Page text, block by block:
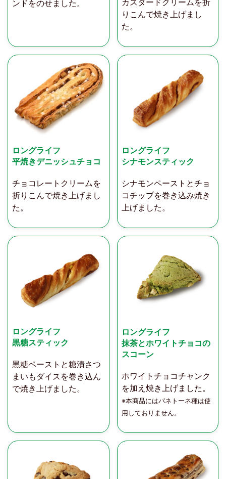
ンドをのせました。
カスタードクリームを折
りこんで焼き上げまし
た。
ロングライフ
平焼きデニッシュチョコ
チョコレートクリームを
折りこんで焼き上げまし
た。
ロングライフ
シナモンスティック
シナモンペーストとチョ
コチップを巻き込み焼き
上げました。
ロングライフ
黒糖スティック
黒糖ペーストと糖漬さつ
まいもダイスを巻き込ん
で焼き上げました。
ロングライフ
抹茶とホワイトチョコの
スコーン
ホワイトチョコチャンク
を加え焼き上げました。
※本商品にはパネトーネ種は使
用しておりません。